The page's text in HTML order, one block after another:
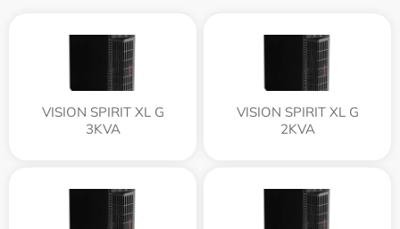
VISION SPIRIT XL G
3KVA
VISION SPIRIT XL G
2KVA